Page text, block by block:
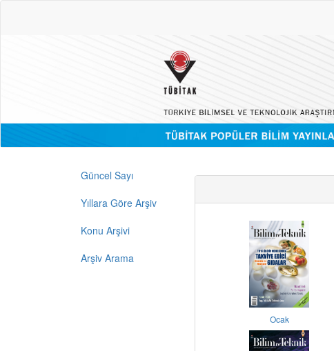
Güncel Sayı
Yıllara Göre Arşiv
Konu Arşivi
Arşiv Arama
Ocak